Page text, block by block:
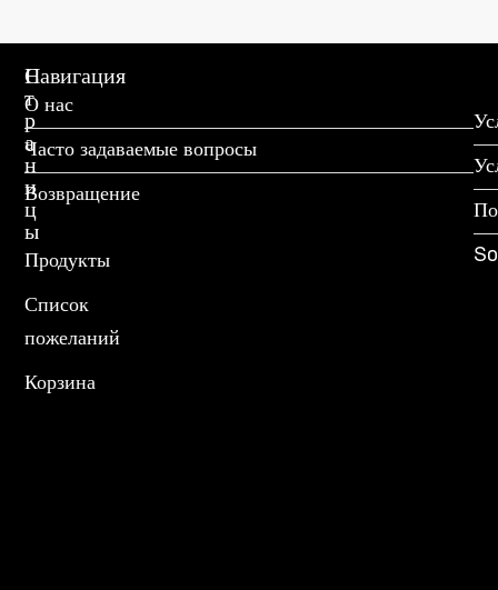
С
т
р
а
н
и
ц
ы
Продукты
Список
пожеланий
Корзина
Навигация
О нас
Часто задаваемые вопросы
Возвращение